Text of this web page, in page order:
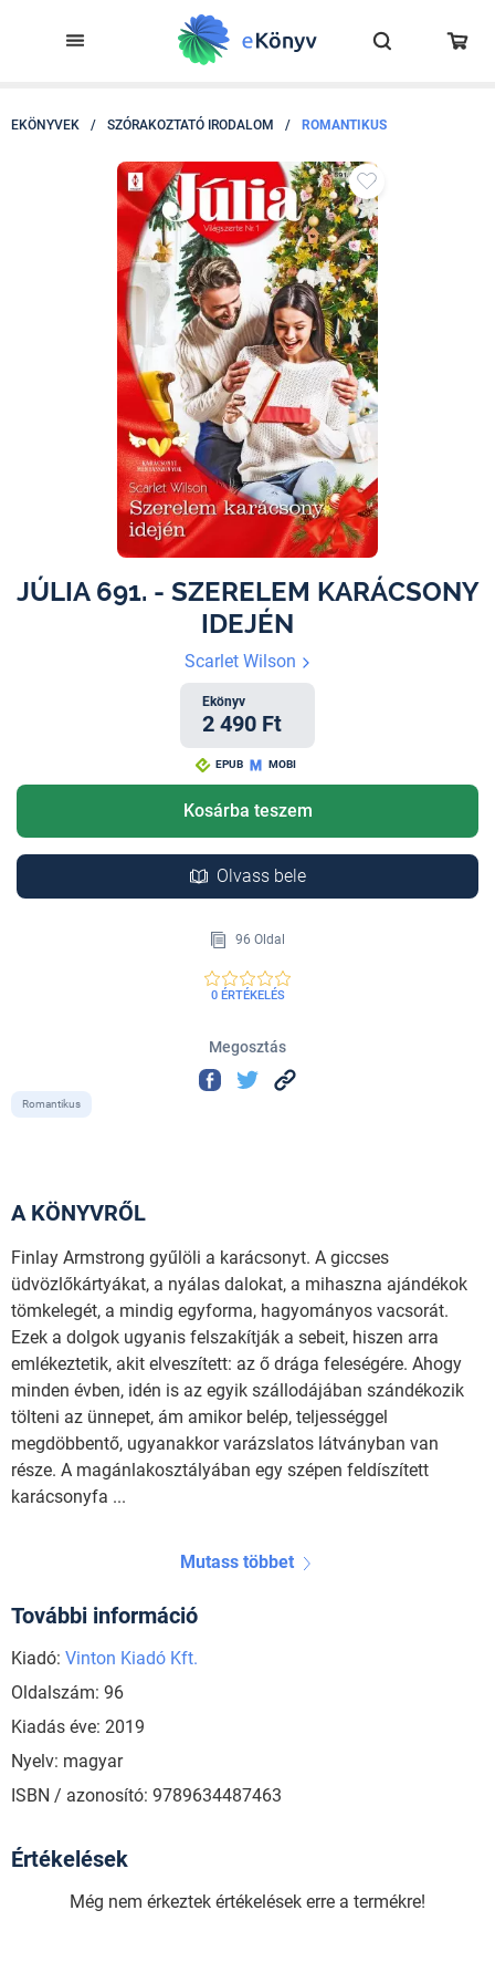
EKÖNYVEK / SZÓRAKOZTATÓ IRODALOM / ROMANTIKUS
JÚLIA 691. - SZERELEM KARÁCSONY
IDEJÉN
Scarlet Wilson
Ekönyv
2 490 Ft
EPUB MOBI
Kosárba teszem
Olvass bele
96 Oldal
0 ÉRTÉKELÉS
Megosztás
Romantikus
A KÖNYVRŐL
Finlay Armstrong gyűlöli a karácsonyt. A giccses
üdvözlőkártyákat, a nyálas dalokat, a mihaszna ajándékok
tömkelegét, a mindig egyforma, hagyományos vacsorát.
Ezek a dolgok ugyanis felszakítják a sebeit, hiszen arra
emlékeztetik, akit elveszített: az ő drága feleségére. Ahogy
minden évben, idén is az egyik szállodájában szándékozik
tölteni az ünnepet, ám amikor belép, teljességgel
megdöbbentő, ugyanakkor varázslatos látványban van
része. A magánlakosztályában egy szépen feldíszített
karácsonyfa ...
Mutass többet
További információ
Kiadó: Vinton Kiadó Kft.
Oldalszám: 96
Kiadás éve: 2019
Nyelv: magyar
ISBN / azonosító: 9789634487463
Értékelések
Még nem érkeztek értékelések erre a termékre!